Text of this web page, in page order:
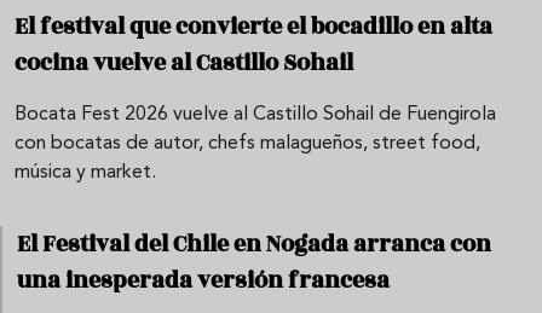
El festival que convierte el bocadillo en alta
cocina vuelve al Castillo Sohail
Bocata Fest 2026 vuelve al Castillo Sohail de Fuengirola
con bocatas de autor, chefs malagueños, street food,
música y market.
El Festival del Chile en Nogada arranca con
una inesperada versión francesa